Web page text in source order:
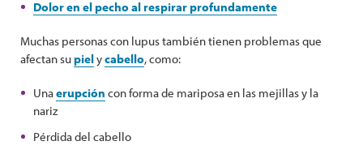
Dolor en el pecho al respirar profundamente
Muchas personas con lupus también tienen problemas que
afectan supielycabello, como:
Unaerupción con forma de mariposa en las mejillas y la
nariz
Pérdida del cabello